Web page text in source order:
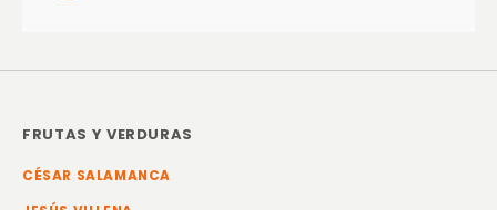
FRUTAS Y VERDURAS
CÉSAR SALAMANCA